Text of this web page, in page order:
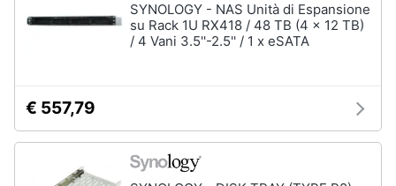
SYNOLOGY - NAS Unità di Espansione
su Rack 1U RX418 / 48 TB (4 x 12 TB)
/ 4 Vani 3.5''-2.5'' / 1 x eSATA
€ 557,79